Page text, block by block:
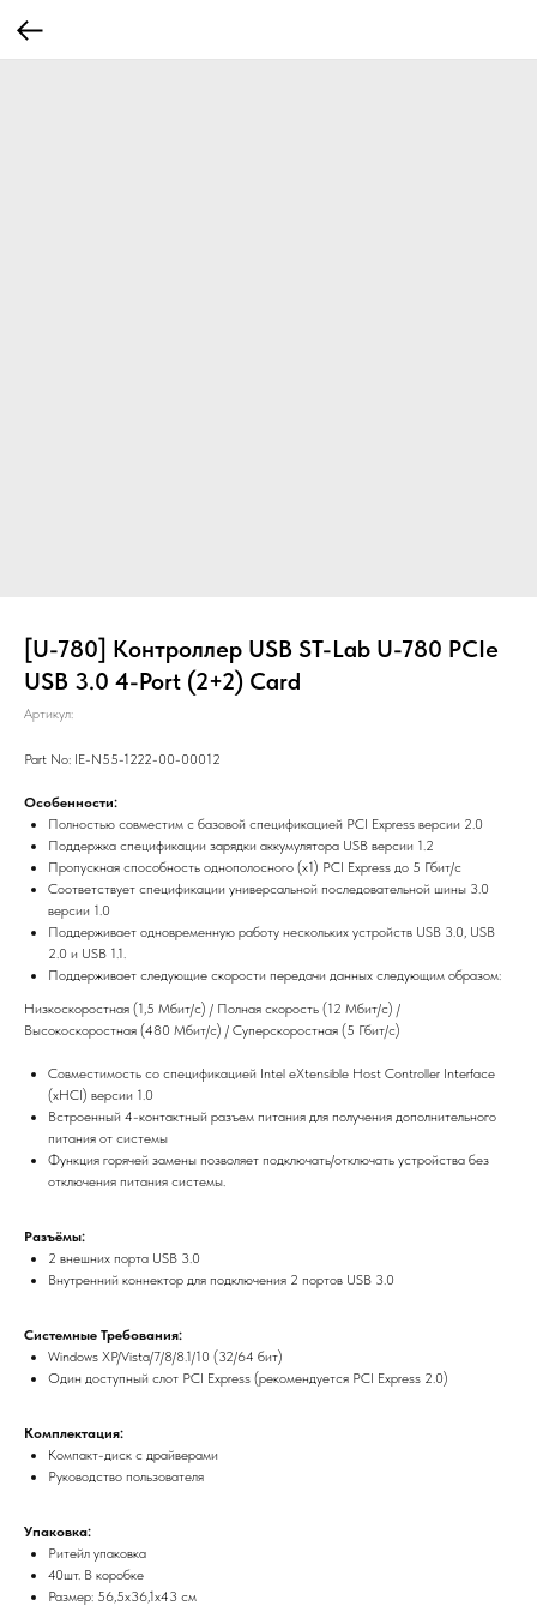
[U-780] Контроллер USB ST-Lab U-780 PCIe
USB 3.0 4-Port (2+2) Card
Артикул:
Part No: IE-N55-1222-00-00012
Особенности:
Полностью совместим с базовой спецификацией PCI Express версии 2.0
Поддержка спецификации зарядки аккумулятора USB версии 1.2
Пропускная способность однополосного (x1) PCI Express до 5 Гбит/с
Соответствует спецификации универсальной последовательной шины 3.0
версии 1.0
Поддерживает одновременную работу нескольких устройств USB 3.0, USB
2.0 и USB 1.1.
Поддерживает следующие скорости передачи данных следующим образом:
Низкоскоростная (1,5 Мбит/с) / Полная скорость (12 Мбит/с) /
Высокоскоростная (480 Мбит/с) / Суперскоростная (5 Гбит/с)
Совместимость со спецификацией Intel eXtensible Host Controller Interface
(xHCI) версии 1.0
Встроенный 4-контактный разъем питания для получения дополнительного
питания от системы
Функция горячей замены позволяет подключать/отключать устройства без
отключения питания системы.
Разъёмы:
2 внешних порта USB 3.0
Внутренний коннектор для подключения 2 портов USB 3.0
Системные Требования:
Windows XP/Vista/7/8/8.1/10 (32/64 бит)
Один доступный слот PCI Express (рекомендуется PCI Express 2.0)
Комплектация:
Компакт-диск с драйверами
Руководство пользователя
Упаковка:
Ритейл упаковка
40шт. В коробке
Размер: 56,5x36,1x43 см